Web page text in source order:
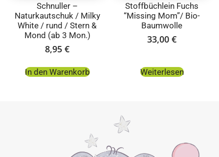
Schnuller –
Naturkautschuk / Milky
White / rund / Stern &
Mond (ab 3 Mon.)
8,95 €
In den Warenkorb
Stoffbüchlein Fuchs
“Missing Mom”/ Bio-
Baumwolle
33,00 €
Weiterlesen